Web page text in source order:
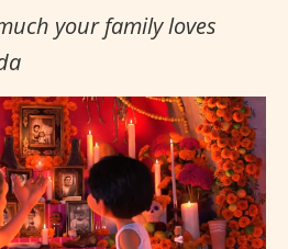
your family loves